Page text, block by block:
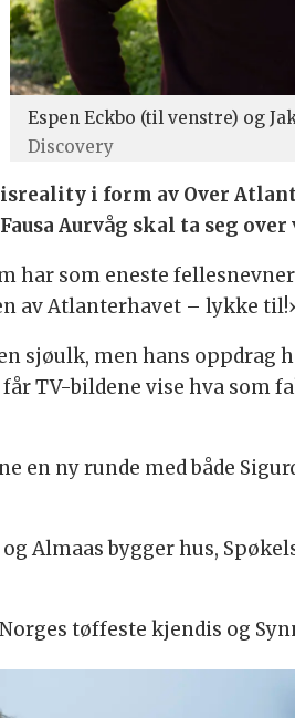
Espen Eckbo (til venstre) og
Discovery
i form av Over
Aurvåg skal ta seg over
har som eneste
av Atlanterhavet – lykke
sjøulk, men hans oppdrag
TV-bildene vise hva som
en ny runde med både
Almaas bygger hus,
tøffeste kjendis og